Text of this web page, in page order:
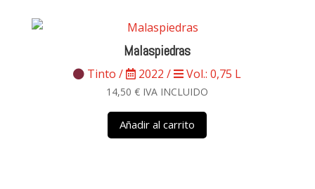
Malaspiedras
Tinto / 2022 / Vol.: 0,75 L
14,50€ IVA INCLUIDO
Añadir al carrito